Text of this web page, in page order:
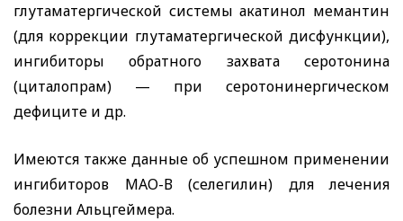
глутаматергической системы акатинол мемантин
(для коррекции глутаматергической дисфункции),
ингибиторы обратного захвата серотонина
(циталопрам) — при серотонинергическом
дефиците и др.
Имеются также данные об успешном применении
ингибиторов МАО-В (селегилин) для лечения
болезни Альцгеймера.